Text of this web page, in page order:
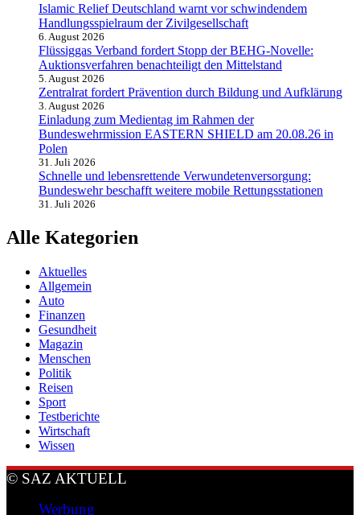
Islamic Relief Deutschland warnt vor schwindendem
Handlungsspielraum der Zivilgesellschaft
6. August 2026
Flüssiggas Verband fordert Stopp der BEHG-Novelle:
Auktionsverfahren benachteiligt den Mittelstand
5. August 2026
Zentralrat fordert Prävention durch Bildung und Aufklärung
3. August 2026
Einladung zum Medientag im Rahmen der
Bundeswehrmission EASTERN SHIELD am 20.08.26 in
Polen
31. Juli 2026
Schnelle und lebensrettende Verwundetenversorgung:
Bundeswehr beschafft weitere mobile Rettungsstationen
31. Juli 2026
Alle Kategorien
Aktuelles
Allgemein
Auto
Finanzen
Gesundheit
Magazin
Menschen
Politik
Reisen
Sport
Testberichte
Wirtschaft
Wissen
© SAZ AKTUELL
Werbung